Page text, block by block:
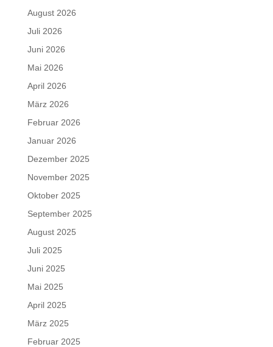
August 2026
Juli 2026
Juni 2026
Mai 2026
April 2026
März 2026
Februar 2026
Januar 2026
Dezember 2025
November 2025
Oktober 2025
September 2025
August 2025
Juli 2025
Juni 2025
Mai 2025
April 2025
März 2025
Februar 2025